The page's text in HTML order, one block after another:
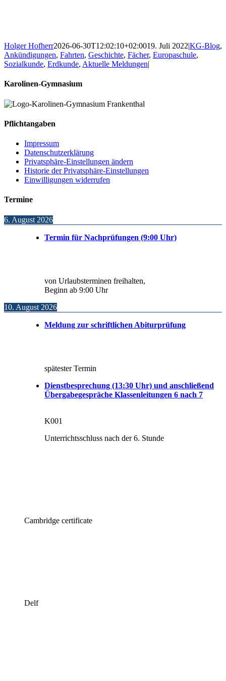
Holger Hofherr2026-06-30T12:02:10+02:0019. Juli 2022|KG-Blog,
Ankündigungen, Fahrten, Geschichte, Fächer, Europaschule,
Sozialkunde, Erdkunde, Aktuelle Meldungen|
Karolinen-Gymnasium
Pflichtangaben
Impressum
Datenschutzerklärung
Privatsphäre-Einstellungen ändern
Historie der Privatsphäre-Einstellungen
Einwilligungen widerrufen
Termine
6. August 2026
Termin für Nachprüfungen (9:00 Uhr)
von Urlaubsterminen freihalten,
Beginn ab 9:00 Uhr
10. August 2026
Meldung zur schriftlichen Abiturprüfung
spätester Termin
Dienstbesprechung (13:30 Uhr) und anschließend
Übergabegespräche Klassenleitungen 6 nach 7
K001
Unterrichtsschluss nach der 6. Stunde
Cambridge certificate
Delf